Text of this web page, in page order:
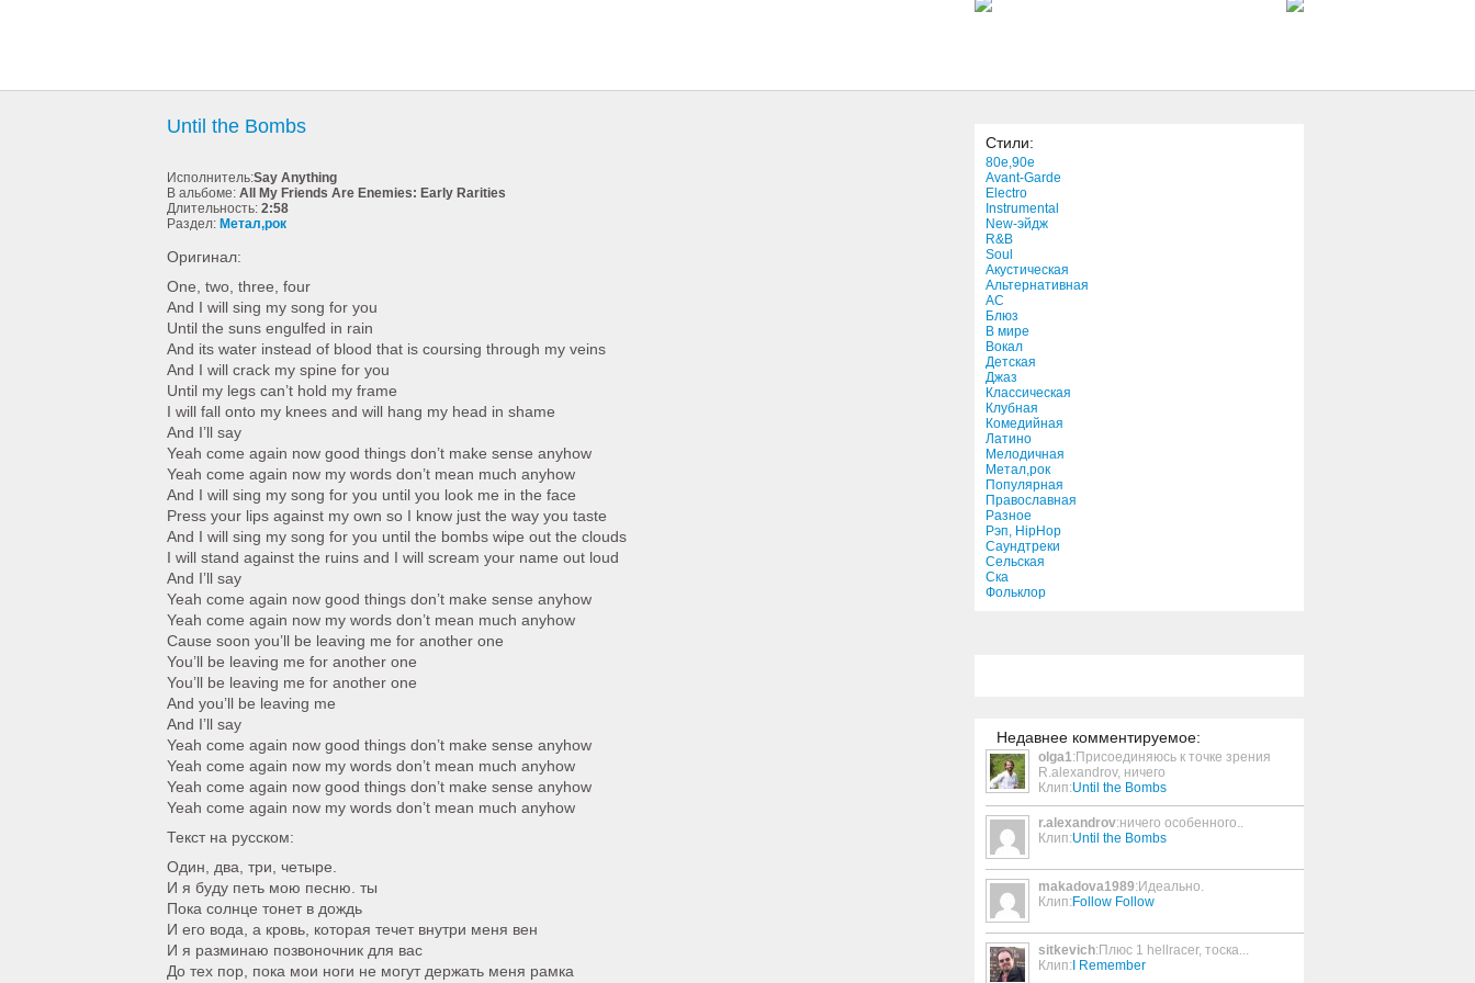
5:14
Minuet
4:38
4:44
When I Fall In Love
3:01
Until the Bombs
Исполнитель:Say Anything
В альбоме: All My Friends Are Enemies: Early Rarities
Длительность: 2:58
Раздел: Метал,рок
Оригинал:
One, two, three, four
And I will sing my song for you
Until the suns engulfed in rain
And its water instead of blood that is coursing through my veins
And I will crack my spine for you
Until my legs can’t hold my frame
I will fall onto my knees and will hang my head in shame
And I’ll say
Yeah come again now good things don’t make sense anyhow
Yeah come again now my words don’t mean much anyhow
And I will sing my song for you until you look me in the face
Press your lips against my own so I know just the way you taste
And I will sing my song for you until the bombs wipe out the clouds
I will stand against the ruins and I will scream your name out loud
And I’ll say
Yeah come again now good things don’t make sense anyhow
Yeah come again now my words don’t mean much anyhow
Cause soon you’ll be leaving me for another one
You’ll be leaving me for another one
You’ll be leaving me for another one
And you’ll be leaving me
And I’ll say
Yeah come again now good things don’t make sense anyhow
Yeah come again now my words don’t mean much anyhow
Yeah come again now good things don’t make sense anyhow
Yeah come again now my words don’t mean much anyhow
Текст на русском:
Один, два, три, четыре.
И я буду петь мою песню. ты
Пока солнце тонет в дождь
И его вода, а кровь, которая течет внутри меня вен
И я разминаю позвоночник для вас
До тех пор, пока мои ноги не могут держать меня рамка
Стили:
80e,90e
Avant-Garde
Electro
Instrumental
New-эйдж
R&B
Soul
Акустическая
Альтернативная
АС
Блюз
В мире
Вокал
Детская
Джаз
Классическая
Клубная
Комедийная
Латино
Мелодичная
Метал,рок
Популярная
Православная
Разное
Рэп, HipHop
Саундтреки
Сельская
Ска
Фольклор
Недавнее комментируемое:
olga1:Присоединяюсь к точке зрения
R.alexandrov, ничего
Клип:Until the Bombs
r.alexandrov:ничего особенного..
Клип:Until the Bombs
makadova1989:Идеально.
Клип: Follow Follow
sitkevich:Плюс 1 hellracer, тоска...
Клип: I Remember